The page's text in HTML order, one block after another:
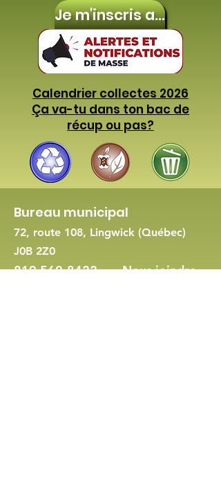
Je m'inscris aux
Calendrier collectes 2026
Ça va-tu dans ton bac de
récup ou pas?
Bureau municipal
72, route 108, Lingwick (Québec)
J0B 2Z0
819 560-8422-Nous joindre